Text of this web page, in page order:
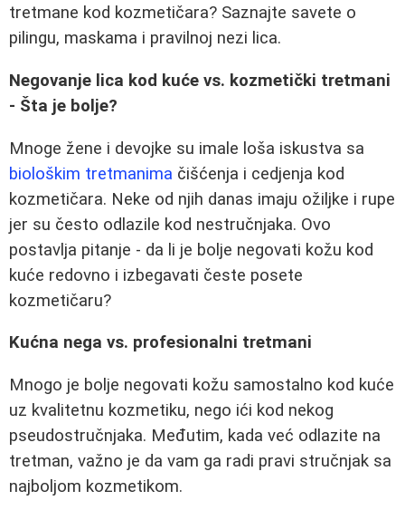
tretmane kod kozmetičara? Saznajte savete o
pilingu, maskama i pravilnoj nezi lica.
Negovanje lica kod kuće vs. kozmetički tretmani
- Šta je bolje?
Mnoge žene i devojke su imale loša iskustva sa
biološkim tretmanima čišćenja i cedjenja kod
kozmetičara. Neke od njih danas imaju ožiljke i rupe
jer su često odlazile kod nestručnjaka. Ovo
postavlja pitanje - da li je bolje negovati kožu kod
kuće redovno i izbegavati česte posete
kozmetičaru?
Kućna nega vs. profesionalni tretmani
Mnogo je bolje negovati kožu samostalno kod kuće
uz kvalitetnu kozmetiku, nego ići kod nekog
pseudostručnjaka. Međutim, kada već odlazite na
tretman, važno je da vam ga radi pravi stručnjak sa
najboljom kozmetikom.